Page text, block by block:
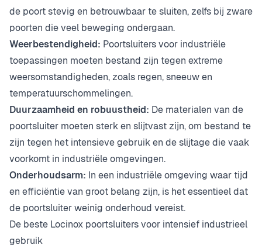
de poort stevig en betrouwbaar te sluiten, zelfs bij zware
poorten die veel beweging ondergaan.
Weerbestendigheid: Poortsluiters voor industriële
toepassingen moeten bestand zijn tegen extreme
weersomstandigheden, zoals regen, sneeuw en
temperatuurschommelingen.
Duurzaamheid en robuustheid: De materialen van de
poortsluiter moeten sterk en slijtvast zijn, om bestand te
zijn tegen het intensieve gebruik en de slijtage die vaak
voorkomt in industriële omgevingen.
Onderhoudsarm: In een industriële omgeving waar tijd
en efficiëntie van groot belang zijn, is het essentieel dat
de poortsluiter weinig onderhoud vereist.
De beste Locinox poortsluiters voor intensief industrieel
gebruik